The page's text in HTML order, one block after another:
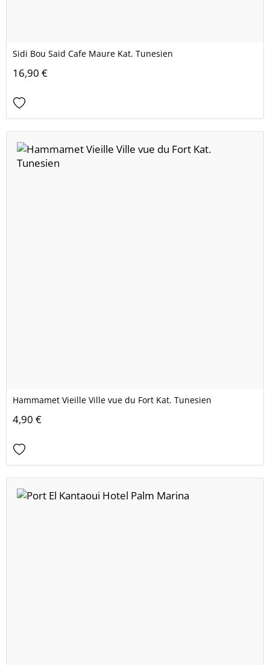
Sidi Bou Said Cafe Maure Kat. Tunesien
16,90 €
Hammamet Vieille Ville vue du Fort Kat. Tunesien
4,90 €